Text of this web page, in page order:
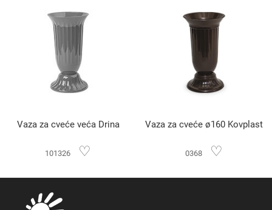
Vaza za cveće veća Drina
101326 ♡
Vaza za cveće ø160 Kovplast
0368 ♡